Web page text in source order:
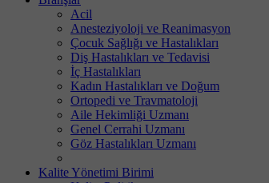
Acil
Anesteziyoloji ve Reanimasyon
Çocuk Sağlığı ve Hastalıkları
Diş Hastalıkları ve Tedavisi
İç Hastalıkları
Kadın Hastalıkları ve Doğum
Ortopedi ve Travmatoloji
Aile Hekimliği Uzmanı
Genel Cerrahi Uzmanı
Göz Hastalıkları Uzmanı
Kalite Yönetimi Birimi